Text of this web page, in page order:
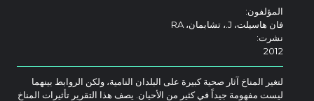
المؤلفون:
فان هاسيلت، J.، تشابمان، RA
نشرت:
2012
لتغير المناخ آثار صحية كبيرة على البلدان النامية، ولكن الروابط بينهما
ليست مفهومة جيداً في كثير من الأحيان. يصف هذا التقرير تأثيرات المناخ